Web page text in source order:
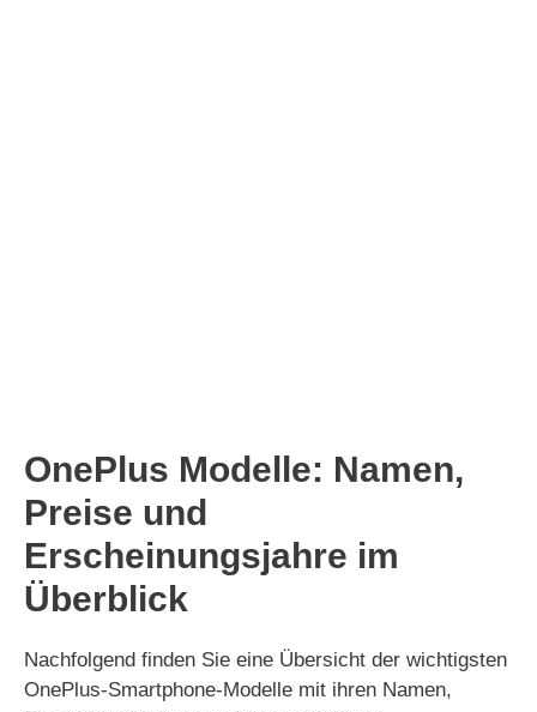
OnePlus Modelle: Namen,
Preise und
Erscheinungsjahre im
Überblick
Nachfolgend finden Sie eine Übersicht der wichtigsten
OnePlus-Smartphone-Modelle mit ihren Namen,